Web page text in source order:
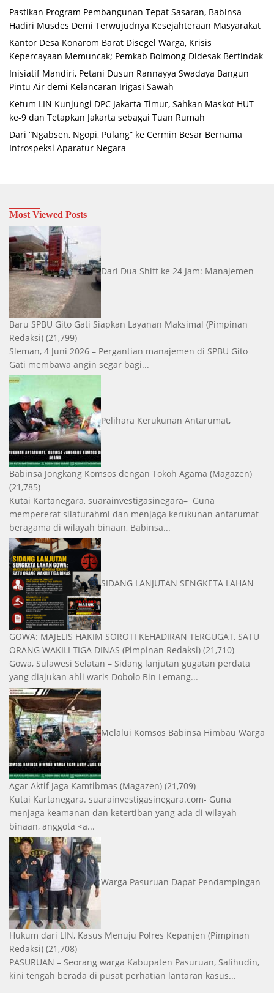
Pastikan Program Pembangunan Tepat Sasaran, Babinsa
Hadiri Musdes Demi Terwujudnya Kesejahteraan Masyarakat
Kantor Desa Konarom Barat Disegel Warga, Krisis
Kepercayaan Memuncak; Pemkab Bolmong Didesak Bertindak
Inisiatif Mandiri, Petani Dusun Rannayya Swadaya Bangun
Pintu Air demi Kelancaran Irigasi Sawah
Ketum LIN Kunjungi DPC Jakarta Timur, Sahkan Maskot HUT
ke-9 dan Tetapkan Jakarta sebagai Tuan Rumah
Dari “Ngabsen, Ngopi, Pulang” ke Cermin Besar Bernama
Introspeksi Aparatur Negara
Most Viewed Posts
Dari Dua Shift ke 24 Jam: Manajemen
Baru SPBU Gito Gati Siapkan Layanan Maksimal (Pimpinan
Redaksi) (21,799)
Sleman, 4 Juni 2026 – Pergantian manajemen di SPBU Gito
Gati membawa angin segar bagi...
Pelihara Kerukunan Antarumat,
Babinsa Jongkang Komsos dengan Tokoh Agama (Magazen)
(21,785)
Kutai Kartanegara, suarainvestigasinegara– Guna
mempererat silaturahmi dan menjaga kerukunan antarumat
beragama di wilayah binaan, Babinsa...
SIDANG LANJUTAN SENGKETA LAHAN
GOWA: MAJELIS HAKIM SOROTI KEHADIRAN TERGUGAT, SATU
ORANG WAKILI TIGA DINAS (Pimpinan Redaksi) (21,710)
Gowa, Sulawesi Selatan – Sidang lanjutan gugatan perdata
yang diajukan ahli waris Dobolo Bin Lemang...
Melalui Komsos Babinsa Himbau Warga
Agar Aktif Jaga Kamtibmas (Magazen) (21,709)
Kutai Kartanegara. suarainvestigasinegara.com- Guna
menjaga keamanan dan ketertiban yang ada di wilayah
binaan, anggota <a...
Warga Pasuruan Dapat Pendampingan
Hukum dari LIN, Kasus Menuju Polres Kepanjen (Pimpinan
Redaksi) (21,708)
PASURUAN – Seorang warga Kabupaten Pasuruan, Salihudin,
kini tengah berada di pusat perhatian lantaran kasus...